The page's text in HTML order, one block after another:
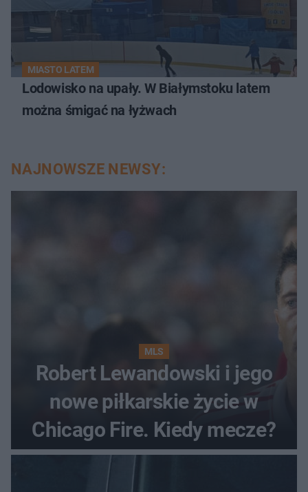
MIASTO LATEM
Lodowisko na upały. W Białymstoku latem
można śmigać na łyżwach
NAJNOWSZE NEWSY:
MLS
Robert Lewandowski i jego
nowe piłkarskie życie w
Chicago Fire. Kiedy mecze?